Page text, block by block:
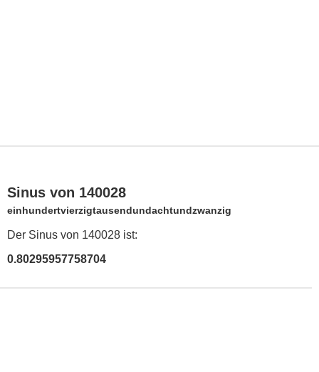
Sinus von 140028
einhundertvierzigtausendundachtundzwanzig
Der Sinus von 140028 ist:
0.80295957758704